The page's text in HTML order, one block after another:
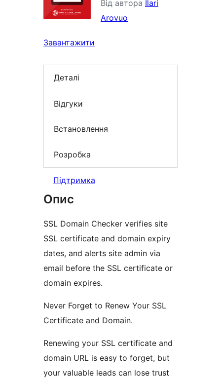
Від автора Ilari
Arovuo
Завантажити
Деталі
Відгуки
Встановлення
Розробка
Підтримка
Опис
SSL Domain Checker verifies site
SSL certificate and domain expiry
dates, and alerts site admin via
email before the SSL certificate or
domain expires.
Never Forget to Renew Your SSL
Certificate and Domain.
Renewing your SSL certificate and
domain URL is easy to forget, but
your valuable leads can lose trust